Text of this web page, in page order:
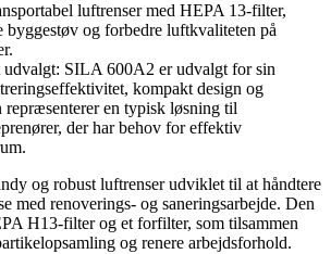
luftrenser med HEPA 13-filter,
byggestøv og forbedre luftkvaliteten på
SILA 600A2 er udvalgt for sin
kompakt design og
en typisk løsning til
der har behov for effektiv
og robust luftrenser udviklet til at håndtere
med renoverings- og saneringsarbejde. Den
H13-filter og et forfilter, som tilsammen
og renere arbejdsforhold.